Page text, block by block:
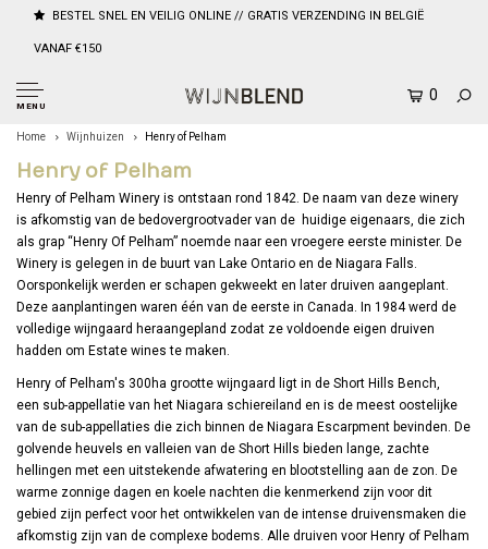
BESTEL SNEL EN VEILIG ONLINE // GRATIS VERZENDING IN BELGIË
VANAF €150
MENU
0
Home Wijnhuizen Henry of Pelham
Henry of Pelham
Henry of Pelham Winery is ontstaan rond 1842. De naam van deze winery
is afkomstig van de bedovergrootvader van de huidige eigenaars, die zich
als grap “Henry Of Pelham” noemde naar een vroegere eerste minister. De
Winery is gelegen in de buurt van Lake Ontario en de Niagara Falls.
Oorsponkelijk werden er schapen gekweekt en later druiven aangeplant.
Deze aanplantingen waren één van de eerste in Canada. In 1984 werd de
volledige wijngaard heraangepland zodat ze voldoende eigen druiven
hadden om Estate wines te maken.
Henry of Pelham's 300ha grootte wijngaard ligt in de Short Hills Bench,
een sub-appellatie van het Niagara schiereiland en is de meest oostelijke
van de sub-appellaties die zich binnen de Niagara Escarpment bevinden. De
golvende heuvels en valleien van de Short Hills bieden lange, zachte
hellingen met een uitstekende afwatering en blootstelling aan de zon. De
warme zonnige dagen en koele nachten die kenmerkend zijn voor dit
gebied zijn perfect voor het ontwikkelen van de intense druivensmaken die
afkomstig zijn van de complexe bodems. Alle druiven voor Henry of Pelham